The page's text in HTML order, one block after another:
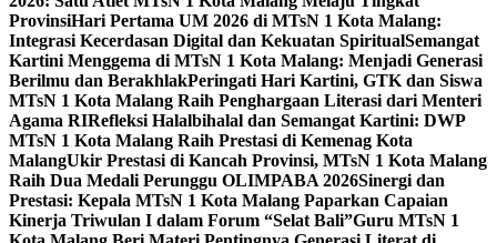
ProvinsiHari Pertama UM 2026 di MTsN 1 Kota Malang:
Integrasi Kecerdasan Digital dan Kekuatan SpiritualSemangat
Kartini Menggema di MTsN 1 Kota Malang: Menjadi Generasi
Berilmu dan BerakhlakPeringati Hari Kartini, GTK dan Siswa
MTsN 1 Kota Malang Raih Penghargaan Literasi dari Menteri
Agama RIRefleksi Halalbihalal dan Semangat Kartini: DWP
MTsN 1 Kota Malang Raih Prestasi di Kemenag Kota
MalangUkir Prestasi di Kancah Provinsi, MTsN 1 Kota Malang
Raih Dua Medali Perunggu OLIMPABA 2026Sinergi dan
Prestasi: Kepala MTsN 1 Kota Malang Paparkan Capaian
Kinerja Triwulan I dalam Forum “Selat Bali”Guru MTsN 1